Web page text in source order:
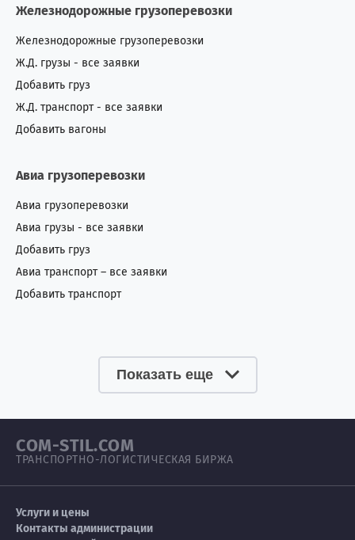
Железнодорожные грузоперевозки
Железнодорожные грузоперевозки
Ж.Д. грузы - все заявки
Добавить груз
Ж.Д. транспорт - все заявки
Добавить вагоны
Авиа грузоперевозки
Авиа грузоперевозки
Авиа грузы - все заявки
Добавить груз
Авиа транспорт – все заявки
Добавить транспорт
Показать еще
COM-STIL.COM
ТРАНСПОРТНО-ЛОГИСТИЧЕСКАЯ БИРЖА
Услуги и цены
Контакты администрации